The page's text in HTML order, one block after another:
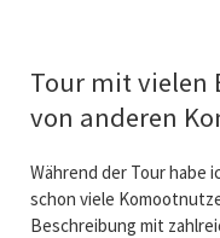
Tour mit vielen
von anderen
Während der Tour habe
schon viele
Beschreibung mit